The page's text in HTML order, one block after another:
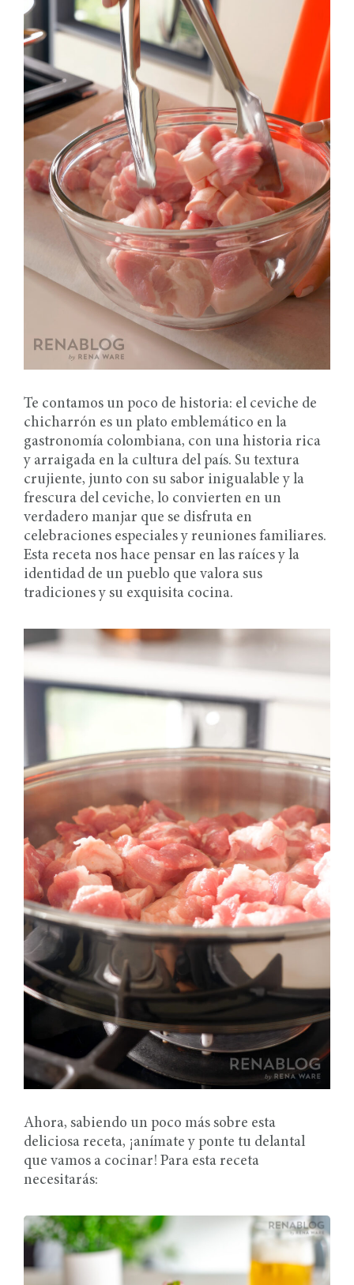
Te contamos un poco de historia: el ceviche de
chicharrón es un plato emblemático en la
gastronomía colombiana, con una historia rica
y arraigada en la cultura del país. Su textura
crujiente, junto con su sabor inigualable y la
frescura del ceviche, lo convierten en un
verdadero manjar que se disfruta en
celebraciones especiales y reuniones familiares.
Esta receta nos hace pensar en las raíces y la
identidad de un pueblo que valora sus
tradiciones y su exquisita cocina.
Ahora, sabiendo un poco más sobre esta
deliciosa receta, ¡anímate y ponte tu delantal
que vamos a cocinar! Para esta receta
necesitarás: